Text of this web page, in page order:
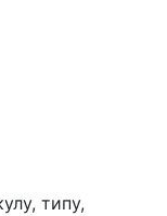
типу,